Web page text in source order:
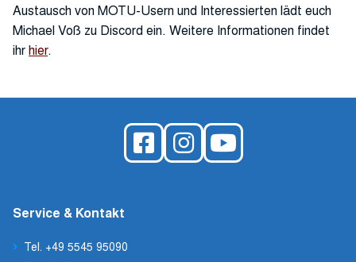
Austausch von MOTU-Usern und Interessierten lädt euch
Michael Voß zu Discord ein. Weitere Informationen findet
ihrhier.
Service & Kontakt
Tel. +49 5545 95090